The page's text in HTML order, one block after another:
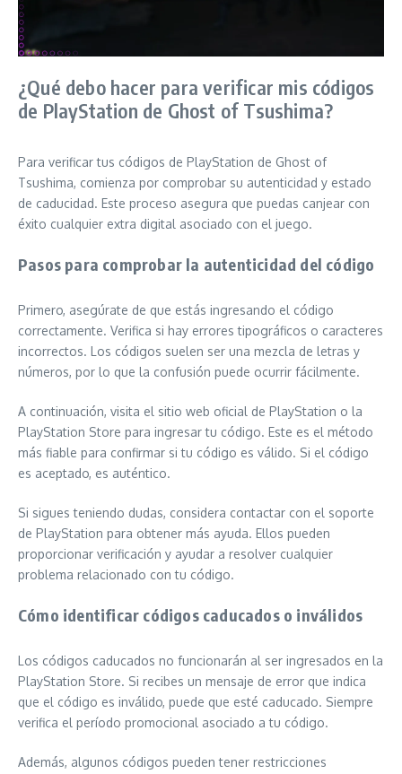
¿Qué debo hacer para verificar mis códigos
de PlayStation de Ghost of Tsushima?
Para verificar tus códigos de PlayStation de Ghost of
Tsushima, comienza por comprobar su autenticidad y estado
de caducidad. Este proceso asegura que puedas canjear con
éxito cualquier extra digital asociado con el juego.
Pasos para comprobar la autenticidad del código
Primero, asegúrate de que estás ingresando el código
correctamente. Verifica si hay errores tipográficos o caracteres
incorrectos. Los códigos suelen ser una mezcla de letras y
números, por lo que la confusión puede ocurrir fácilmente.
A continuación, visita el sitio web oficial de PlayStation o la
PlayStation Store para ingresar tu código. Este es el método
más fiable para confirmar si tu código es válido. Si el código
es aceptado, es auténtico.
Si sigues teniendo dudas, considera contactar con el soporte
de PlayStation para obtener más ayuda. Ellos pueden
proporcionar verificación y ayudar a resolver cualquier
problema relacionado con tu código.
Cómo identificar códigos caducados o inválidos
Los códigos caducados no funcionarán al ser ingresados en la
PlayStation Store. Si recibes un mensaje de error que indica
que el código es inválido, puede que esté caducado. Siempre
verifica el período promocional asociado a tu código.
Además, algunos códigos pueden tener restricciones